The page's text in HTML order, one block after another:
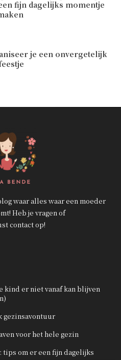
fijn dagelijks momentje
je een onvergetelijk
waar alles waar een moeder
Heb je vragen of
contact op!
kind er niet vanaf kan blijven
gezinsavontuur
voor het hele gezin
tips om er een fijn dagelijks